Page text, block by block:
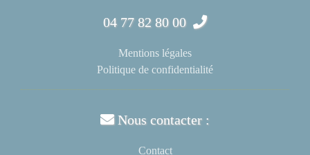
04 77 82 80 00
Mentions légales
Politique de confidentialité
Nous contacter :
Contact